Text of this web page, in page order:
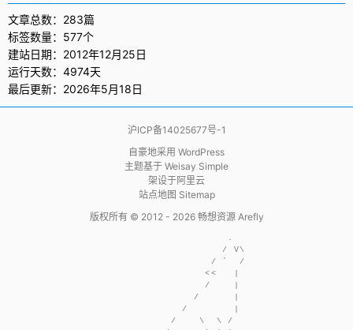
文章总数：283篇
标签数量：577个
建站日期：2012年12月25日
运行天数：4974天
最后更新：2026年5月18日
沪ICP备14025677号-1
自豪地采用 WordPress
主题基于 Weisay Simple
架设于阿里云
站点地图 Sitemap
版权所有 © 2012 - 2026 畅想资源 Arefly
                     .
                    / V\
                  / `  /
                 <<   |
                 /    |
               /      |
             /        |
           /    \  \ /